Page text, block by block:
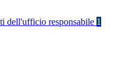
dell'ufficio responsabile 1